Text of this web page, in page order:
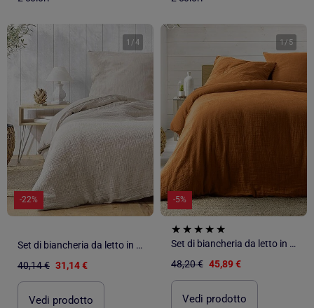
1 /4
-22%
Set di biancheria da letto in garza di cotone
40,14 € 31,14 €
Vedi prodotto
1 / 5
-5%
Set di biancheria da letto in garza di cotone
48,20 € 45,89 €
Vedi prodotto